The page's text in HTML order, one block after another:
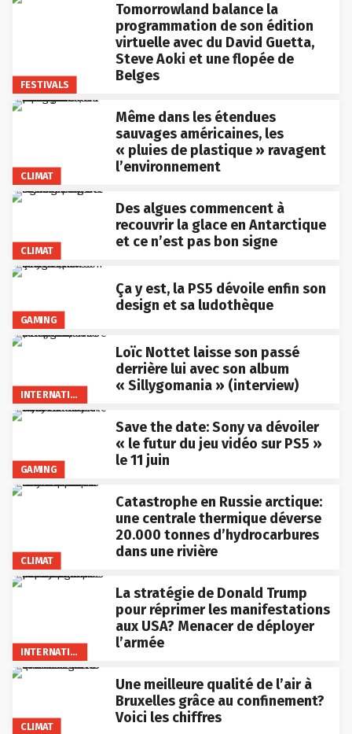
FESTIVALS
Tomorrowland balance la
programmation de son édition
virtuelle avec du David Guetta,
Steve Aoki et une flopée de
Belges
CLIMAT
Même dans les étendues
sauvages américaines, les
« pluies de plastique » ravagent
l’environnement
CLIMAT
Des algues commencent à
recouvrir la glace en Antarctique
et ce n’est pas bon signe
GAMING
Ça y est, la PS5 dévoile enfin son
design et sa ludothèque
INTERNATIONAL
Loïc Nottet laisse son passé
derrière lui avec son album
« Sillygomania » (interview)
GAMING
Save the date: Sony va dévoiler
« le futur du jeu vidéo sur PS5 »
le 11 juin
CLIMAT
Catastrophe en Russie arctique:
une centrale thermique déverse
20.000 tonnes d’hydrocarbures
dans une rivière
INTERNATIONAL
La stratégie de Donald Trump
pour réprimer les manifestations
aux USA? Menacer de déployer
l’armée
CLIMAT
Une meilleure qualité de l’air à
Bruxelles grâce au confinement?
Voici les chiffres